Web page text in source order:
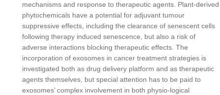
mechanisms and response to therapeutic agents. Plant-derived
phytochemicals have a potential for adjuvant tumour
suppressive effects, including the clearance of senescent cells
following therapy induced senescence, but also a risk of
adverse interactions blocking therapeutic effects. The
incorporation of exosomes in cancer treatment strategies is
investigated both as drug delivery platform and as therapeutic
agents themselves, but special attention has to be paid to
exosomes’ complex involvement in both physio-logical